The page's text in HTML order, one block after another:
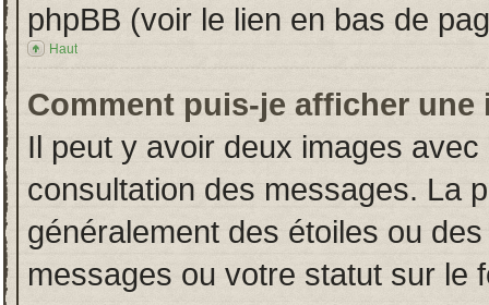
phpBB (voir le lien en bas de
Haut
Comment puis-je afficher une
Il peut y avoir deux images
consultation des messages. La
généralement des étoiles ou
messages ou votre statut sur le